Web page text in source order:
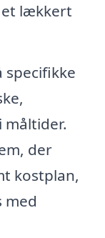
et lækkert
specifikke
der
kostplan,
med